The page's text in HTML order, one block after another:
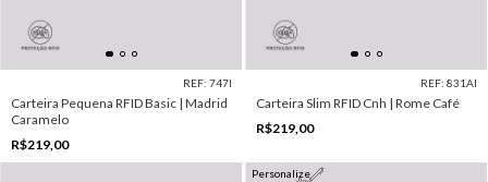
REF: 747I
Carteira Pequena RFID Basic | Madrid
Caramelo
R$219,00
REF: 831AI
Carteira Slim RFID Cnh | Rome Café
R$219,00
Personalize